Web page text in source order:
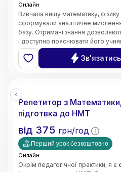
Онлайн
Вивчала вищу математику, фізику
сформували аналітичне
базу. Отримані знання
і доступно пояснювати його
• Чітке та доступне
• Системний та
• Індивідуальний підхід до
дошки)
• Орієнтація на результат і
Репетитор з
підготвка до НМТ
від 375 грн/год
Перший урок безкоштовно
Онлайн
Окрім педагогічної практики, я є